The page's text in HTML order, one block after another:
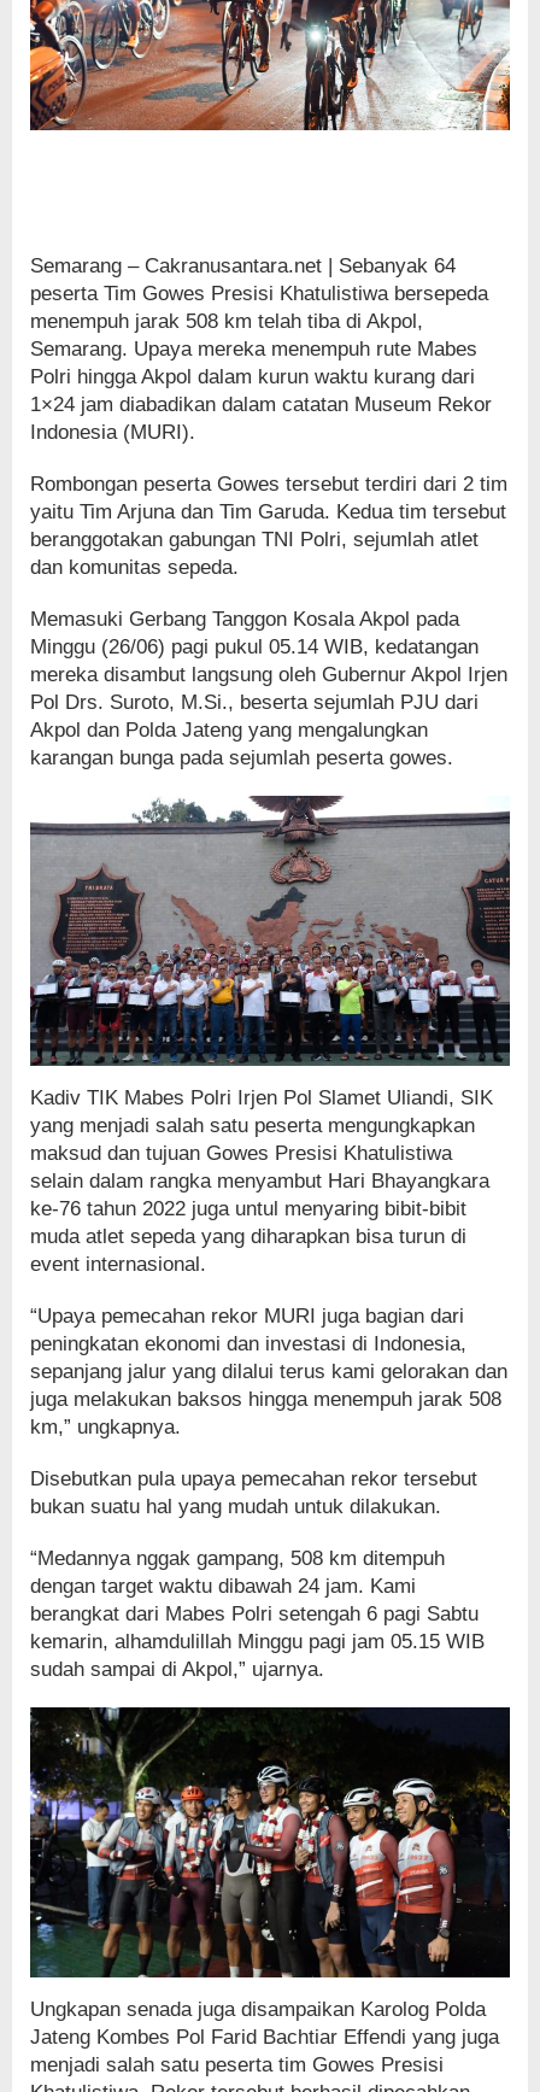
Semarang – Cakranusantara.net | Sebanyak 64
peserta Tim Gowes Presisi Khatulistiwa bersepeda
menempuh jarak 508 km telah tiba di Akpol,
Semarang. Upaya mereka menempuh rute Mabes
Polri hingga Akpol dalam kurun waktu kurang dari
1×24 jam diabadikan dalam catatan Museum Rekor
Indonesia (MURI).
Rombongan peserta Gowes tersebut terdiri dari 2 tim
yaitu Tim Arjuna dan Tim Garuda. Kedua tim tersebut
beranggotakan gabungan TNI Polri, sejumlah atlet
dan komunitas sepeda.
Memasuki Gerbang Tanggon Kosala Akpol pada
Minggu (26/06) pagi pukul 05.14 WIB, kedatangan
mereka disambut langsung oleh Gubernur Akpol Irjen
Pol Drs. Suroto, M.Si., beserta sejumlah PJU dari
Akpol dan Polda Jateng yang mengalungkan
karangan bunga pada sejumlah peserta gowes.
Kadiv TIK Mabes Polri Irjen Pol Slamet Uliandi, SIK
yang menjadi salah satu peserta mengungkapkan
maksud dan tujuan Gowes Presisi Khatulistiwa
selain dalam rangka menyambut Hari Bhayangkara
ke-76 tahun 2022 juga untul menyaring bibit-bibit
muda atlet sepeda yang diharapkan bisa turun di
event internasional.
“Upaya pemecahan rekor MURI juga bagian dari
peningkatan ekonomi dan investasi di Indonesia,
sepanjang jalur yang dilalui terus kami gelorakan dan
juga melakukan baksos hingga menempuh jarak 508
km,” ungkapnya.
Disebutkan pula upaya pemecahan rekor tersebut
bukan suatu hal yang mudah untuk dilakukan.
“Medannya nggak gampang, 508 km ditempuh
dengan target waktu dibawah 24 jam. Kami
berangkat dari Mabes Polri setengah 6 pagi Sabtu
kemarin, alhamdulillah Minggu pagi jam 05.15 WIB
sudah sampai di Akpol,” ujarnya.
Ungkapan senada juga disampaikan Karolog Polda
Jateng Kombes Pol Farid Bachtiar Effendi yang juga
menjadi salah satu peserta tim Gowes Presisi